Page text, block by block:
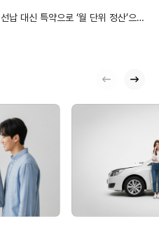
대신 특약으로 ‘월 단위 정산’으로